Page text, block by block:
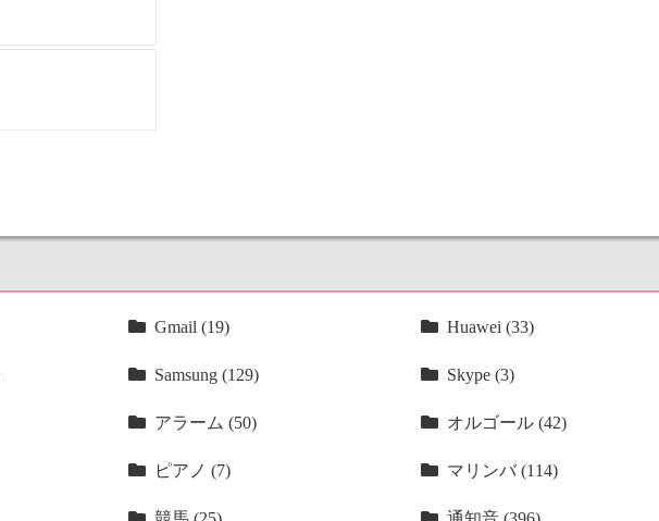
Gmail (19) Huawei (33)
Samsung (129) Skype (3)
アラーム (50) オルゴール (42)
ピアノ (7) マリンバ (114)